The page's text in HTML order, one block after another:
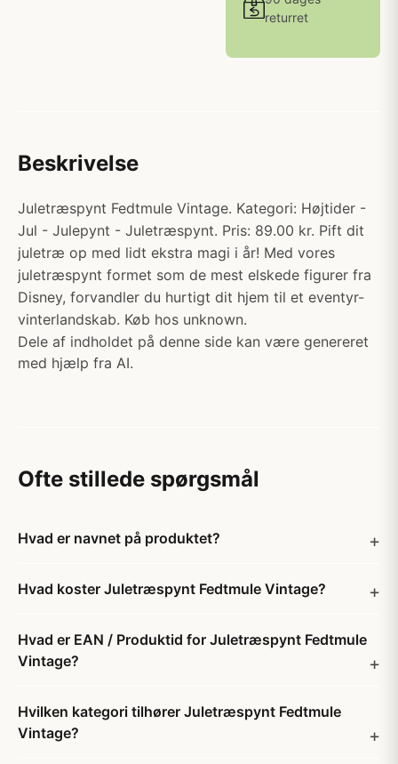
returret
Beskrivelse
Juletræspynt Fedtmule Vintage. Kategori: Højtider -
Jul - Julepynt - Juletræspynt. Pris: 89.00 kr. Pift dit
juletræ op med lidt ekstra magi i år! Med vores
juletræspynt formet som de mest elskede figurer fra
Disney, forvandler du hurtigt dit hjem til et eventyr-
vinterlandskab. Køb hos unknown.
Dele af indholdet på denne side kan være genereret
med hjælp fra AI.
Ofte stillede spørgsmål
Hvad er navnet på produktet?
Hvad koster Juletræspynt Fedtmule Vintage?
Hvad er EAN / Produktid for Juletræspynt Fedtmule
Vintage?
Hvilken kategori tilhører Juletræspynt Fedtmule
Vintage?